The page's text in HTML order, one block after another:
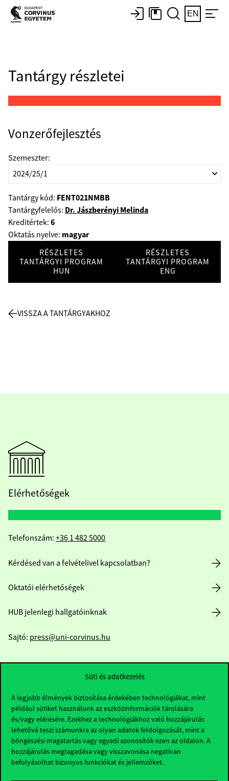
Süti és adatkezelés
A legjobb élmények biztosítása érdekében technológiákat, mint
például sütiket használunk az eszközinformációk tárolására
és/vagy elérésére. Ezekhez a technológiákhoz való hozzájárulás
lehetővé teszi számunkra az olyan adatok feldolgozását, mint a
böngészési magatartás vagy egyedi azonosítók ezen az oldalon. A
hozzájárulás megtagadása vagy visszavonása negatívan
befolyásolhat bizonyos funkciókat és jellemzőket.
EN
Tantárgy részletei
Vonzerőfejlesztés
Szemeszter:
Tantárgy kód: FENT021NMBB
Tantárgyfelelős: Dr. Jászberényi Melinda
Kreditértek: 6
Oktatás nyelve: magyar
RÉSZLETES
TANTÁRGYI PROGRAM
HUN
RÉSZLETES
TANTÁRGYI PROGRAM
ENG
VISSZA A TANTÁRGYAKHOZ
Elérhetőségek
Telefonszám: +36 1 482 5000
Kérdésed van a felvételivel kapcsolatban?
Oktatói elérhetőségek
HUB jelenlegi hallgatóinknak
Sajtó: press@uni-corvinus.hu
Hasznos linkek
Nyitvatartás